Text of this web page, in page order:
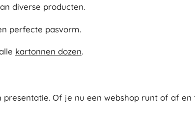
diverse producten.
perfecte pasvorm.
kartonnen dozen.
Of je nu een webshop runt of af